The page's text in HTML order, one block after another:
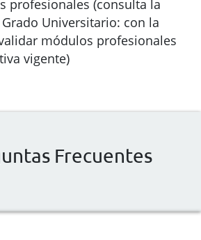
profesionales (consulta la
Universitario: con la
módulos profesionales
vigente)
Frecuentes